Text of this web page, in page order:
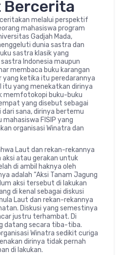
Bercerita
ceritakan melalui perspektif
mahasiswa program
Gadjah Mada,
dunia sastra dan
sastra klasik yang
Indonesia maupun
membaca buku karangan
yang ketika itu peredarannya
itu yang menekatkan dirinya
memfotokopi buku-buku
yang disebut sebagai
sana, dirinya bertemu
mahasiswa FISIP yang
organisasi Winatra dan
Laut dan rekan-rekannya
aksi atau gerakan untuk
di ambil haknya oleh
adalah “Aksi Tanam Jagung
aksi tersebut di lakukan
di kenal sebagai diskusi
Laut dan rekan-rekannya
Diskusi yang semestinya
justru terhambat. Di
datang secara tiba-tiba.
Winatra sedikit curiga
dirinya tidak pernah
di lakukan.